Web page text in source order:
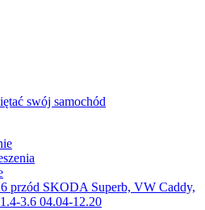
swój samochód
przód SKODA Superb, VW Caddy,
3.6 04.04-12.20